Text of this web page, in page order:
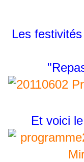
Les
Et voici